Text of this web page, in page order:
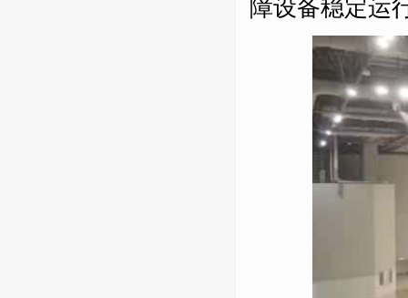
障设备稳定运